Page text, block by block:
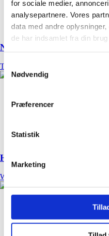
for sociale medier,
analysepartnere. Vores
data med andre
de har indsamlet fra din
Samtykkevalg
Nødvendig
Præferencer
Statistik
Marketing
Nordex Food
Tryk
HFE Byg og Ejendomme
Web